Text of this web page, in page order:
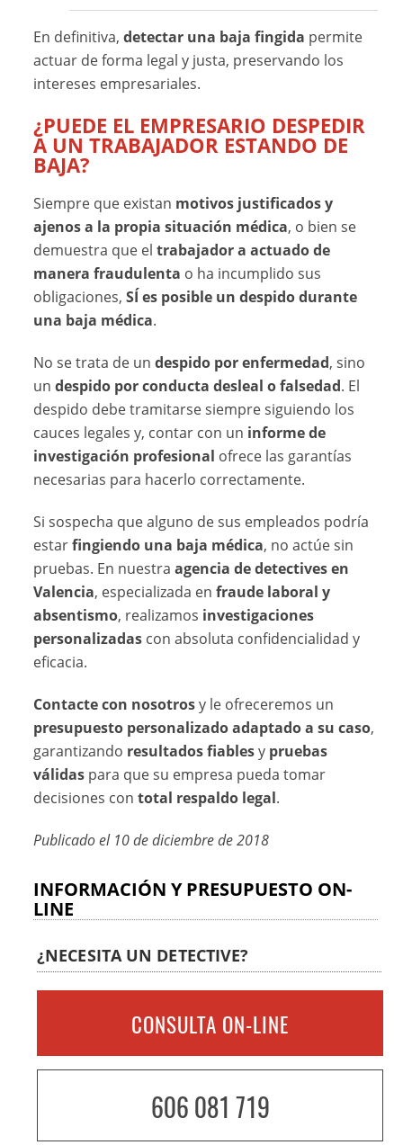
En definitiva,detectar una baja fingida permite
actuar de forma legal y justa, preservando los
intereses empresariales.
¿PUEDE EL EMPRESARIO DESPEDIR
A UN TRABAJADOR ESTANDO DE
BAJA?
Siempre que existan motivos justificados y
ajenos a la propia situación médica, o bien se
demuestra que eltrabajador a actuado de
manera fraudulenta o ha incumplido sus
obligaciones,SÍ es posible un despido durante
una baja médica.
No se trata de undespido por enfermedad, sino
undespido por conducta desleal o falsedad. El
despido debe tramitarse siempre siguiendo los
cauces legales y, contar con un informe de
investigación profesional ofrece las garantías
necesarias para hacerlo correctamente.
Si sospecha que alguno de sus empleados podría
estarfingiendo una baja médica, no actúe sin
pruebas. En nuestraagencia de detectives en
Valencia, especializada enfraude laboral y
absentismo, realizamos investigaciones
personalizadas con absoluta confidencialidad y
eficacia.
Contacte con nosotrosy le ofreceremos un
presupuesto personalizado adaptado a su caso,
garantizando resultados fiablesy pruebas
válidas para que su empresa pueda tomar
decisiones contotal respaldo legal.
Publicado el 10 de diciembre de 2018
INFORMACIÓN Y PRESUPUESTO ON-
LINE
¿NECESITA UN DETECTIVE?
CONSULTA ON-LINE
606 081 719